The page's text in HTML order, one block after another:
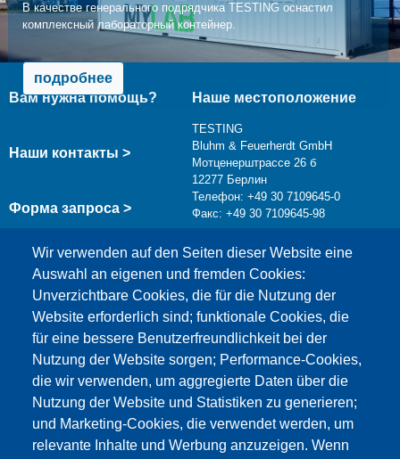
В качестве генерального подрядчика TESTING оснастил
комплексный лабораторный контейнер.
подробнее
Wir verwenden auf den Seiten dieser Website eine
Auswahl an eigenen und fremden Cookies:
Unverzichtbare Cookies, die für die Nutzung der
Website erforderlich sind; funktionale Cookies, die
für eine bessere Benutzerfreundlichkeit bei der
Nutzung der Website sorgen; Performance-Cookies,
die wir verwenden, um aggregierte Daten über die
Nutzung der Website und Statistiken zu generieren;
und Marketing-Cookies, die verwendet werden, um
relevante Inhalte und Werbung anzuzeigen. Wenn
Вам нужна помощь?
Наши контакты >
Форма запроса >
Наше местоположение
TESTING
Bluhm & Feuerherdt GmbH
Мотценерштрассе 26 б
12277 Берлин
Телефон: +49 30 7109645-0
Факс: +49 30 7109645-98
info@testing.de
Этот материал заблокирован, потому что
файлы cookie Google Maps не были приняты.
НЕОБХОДИМО ПРИНЯТЬ ТОЛЬКО